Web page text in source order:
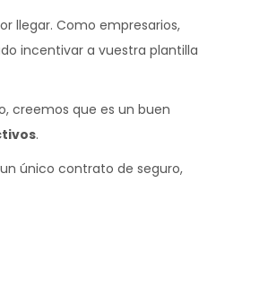
llegar. Como empresarios,
incentivar a vuestra plantilla
creemos que es un buen
.
único contrato de seguro,